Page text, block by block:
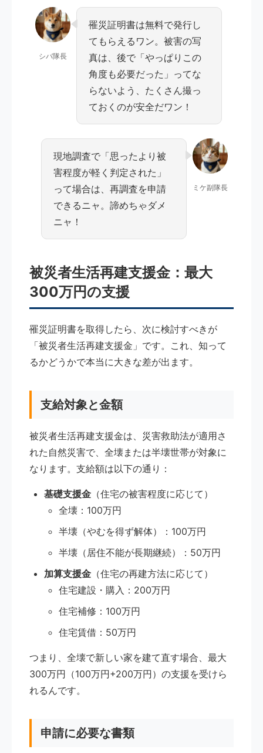
シバ隊長
罹災証明書は無料で発行し
てもらえるワン。被害の写
真は、後で「やっぱりこの
角度も必要だった」ってな
らないよう、たくさん撮っ
ておくのが安全だワン！
ミケ副隊長
現地調査で「思ったより被
害程度が軽く判定された」
って場合は、再調査を申請
できるニャ。諦めちゃダメ
ニャ！
被災者生活再建支援金：最大
300万円の支援
罹災証明書を取得したら、次に検討すべきが
「被災者生活再建支援金」です。これ、知って
るかどうかで本当に大きな差が出ます。
支給対象と金額
被災者生活再建支援金は、災害救助法が適用さ
れた自然災害で、全壊または半壊世帯が対象に
なります。支給額は以下の通り：
基礎支援金 （住宅の被害程度に応じて）
全壊：100万円
半壊（やむを得ず解体）：100万円
半壊（居住不能が長期継続）：50万円
加算支援金 （住宅の再建方法に応じて）
住宅建設・購入：200万円
住宅補修：100万円
住宅賃借：50万円
つまり、全壊で新しい家を建て直す場合、最大
300万円（100万円+200万円）の支援を受けら
れるんです。
申請に必要な書類